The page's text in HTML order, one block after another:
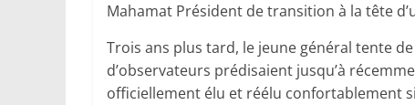
Mahamat Président de transition à la tête
Trois ans plus tard, le jeune général tente
d’observateurs prédisaient jusqu’à
officiellement élu et réélu confortablement